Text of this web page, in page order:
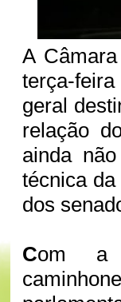
A
terça-
geral
relação
ainda
técnica
dos
Com a